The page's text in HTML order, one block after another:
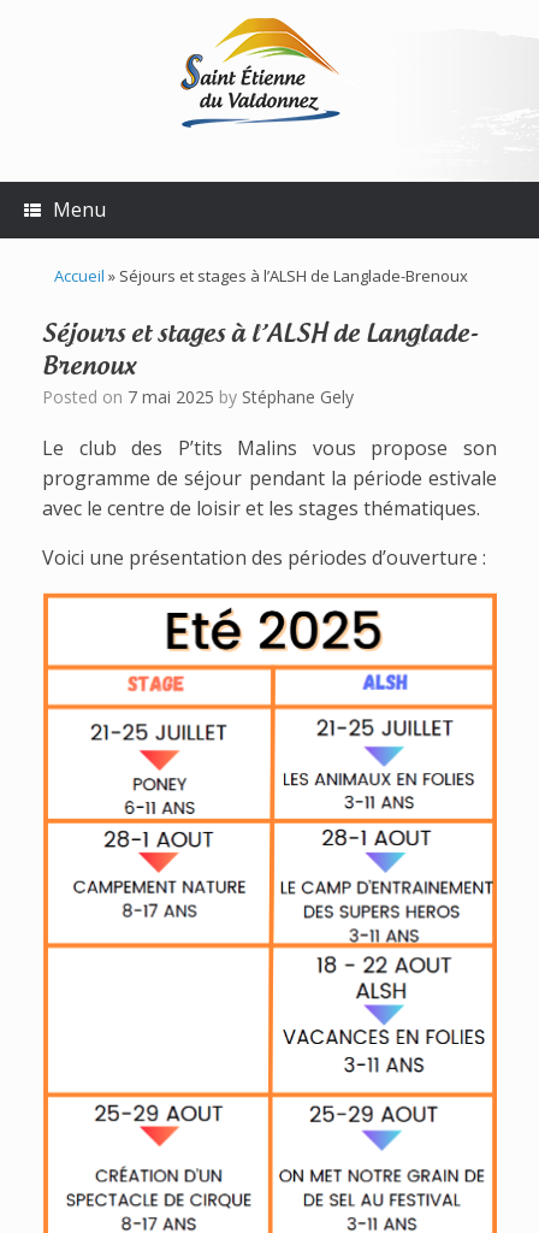
Menu
Accueil » Séjours et stages à l’ALSH de Langlade-Brenoux
Séjours et stages à l’ALSH de Langlade-
Brenoux
Posted on 7 mai 2025 by Stéphane Gely
Le club des P’tits Malins vous propose son
programme de séjour pendant la période estivale
avec le centre de loisir et les stages thématiques.
Voici une présentation des périodes d’ouverture :